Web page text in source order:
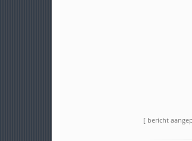
[ bericht